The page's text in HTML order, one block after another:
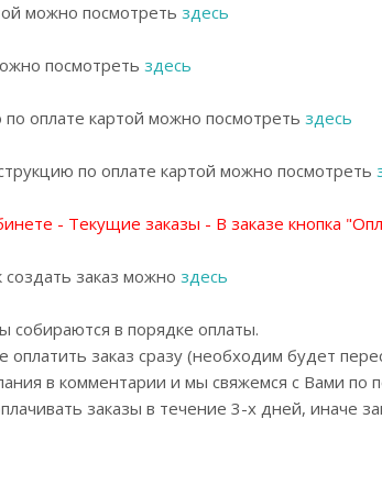
можно посмотреть здесь
посмотреть здесь
оплате картой можно посмотреть здесь
по оплате картой можно посмотреть
- Текущие заказы - В заказе кнопка
заказ можно здесь
в порядке оплаты.
заказ сразу (необходим будет
в комментарии и мы свяжемся с Вами по
заказы в течение 3-х дней, иначе